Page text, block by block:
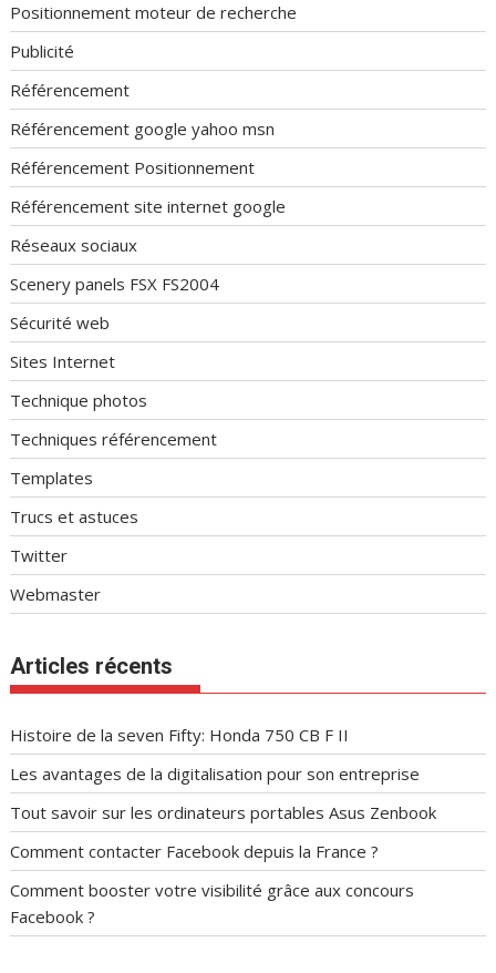
Positionnement moteur de recherche
Publicité
Référencement
Référencement google yahoo msn
Référencement Positionnement
Référencement site internet google
Réseaux sociaux
Scenery panels FSX FS2004
Sécurité web
Sites Internet
Technique photos
Techniques référencement
Templates
Trucs et astuces
Twitter
Webmaster
Articles récents
Histoire de la seven Fifty: Honda 750 CB F II
Les avantages de la digitalisation pour son entreprise
Tout savoir sur les ordinateurs portables Asus Zenbook
Comment contacter Facebook depuis la France ?
Comment booster votre visibilité grâce aux concours
Facebook ?